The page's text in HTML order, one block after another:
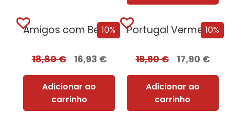
10%
Amigos com Benefícios
18,80€ 16,93 €
Adicionar ao
carrinho
10%
Portugal Vermelho + Oferta Leonor de Aquitânia
19,90€ 17,90 €
Adicionar ao
carrinho